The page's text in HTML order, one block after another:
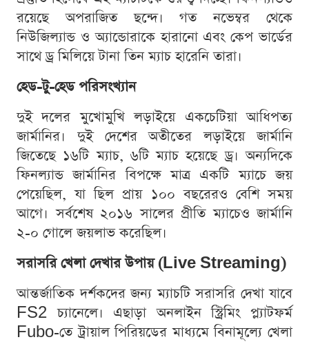
রয়েছে অপরাজিত ছন্দে। গত নভেম্বর থেকে
নিউজিল্যান্ড ও অ্যান্ডোরাকে হারানো এবং কেপ ভার্ডের
সাথে ড্র মিলিয়ে টানা তিন ম্যাচ হারেনি তারা।
হেড-টু-হেড পরিসংখ্যান
দুই দলের মুখোমুখি লড়াইয়ে একচেটিয়া আধিপত্য
জার্মানির। দুই দেশের অতীতের লড়াইয়ে জার্মানি
জিতেছে ১৬টি ম্যাচ, ৬টি ম্যাচ হয়েছে ড্র। অন্যদিকে
ফিনল্যান্ড জার্মানির বিপক্ষে মাত্র একটি ম্যাচে জয়
পেয়েছিল, যা ছিল প্রায় ১০০ বছরেরও বেশি সময়
আগে। সর্বশেষ ২০১৬ সালের প্রীতি ম্যাচেও জার্মানি
২-০ গোলে জয়লাভ করেছিল।
সরাসরি খেলা দেখার উপায় (Live Streaming)
আন্তর্জাতিক দর্শকদের জন্য ম্যাচটি সরাসরি দেখা যাবে
FS2 চ্যানেলে। এছাড়া অনলাইন স্ট্রিমিং প্ল্যাটফর্ম
Fubo-তে ট্রায়াল পিরিয়ডের মাধ্যমে বিনামূল্যে খেলা